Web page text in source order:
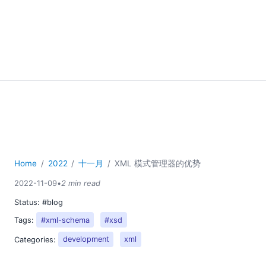
Home 2022 十一月 XML 模式管理器的优势
2022-11-09•2 min read
Status: #blog
Tags:
#xml-schema #xsd
Categories: development xml